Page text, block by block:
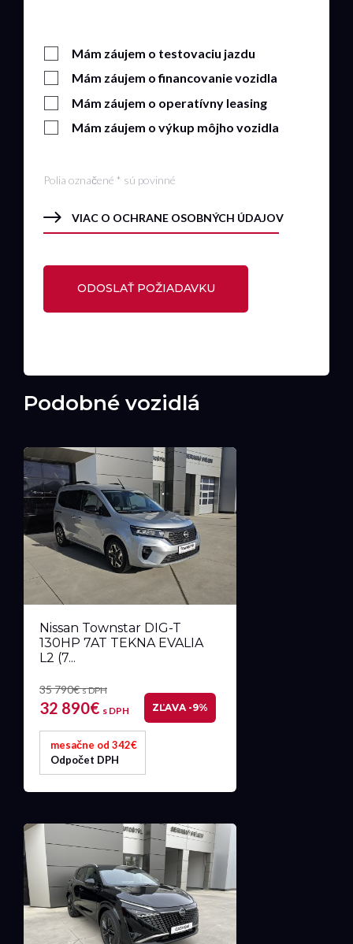
Mám záujem o testovaciu jazdu
Mám záujem o financovanie vozidla
Mám záujem o operatívny leasing
Mám záujem o výkup môjho vozidla
Polia označené * sú povinné
VIAC O OCHRANE OSOBNÝCH ÚDAJOV
Podobné vozidlá
Nissan Townstar DIG-T
130HP 7AT TEKNA EVALIA
L2 (7...
35 790€s DPH
32 890€ s DPH ZĽAVA -9%
mesačne od 342€
Odpočet DPH